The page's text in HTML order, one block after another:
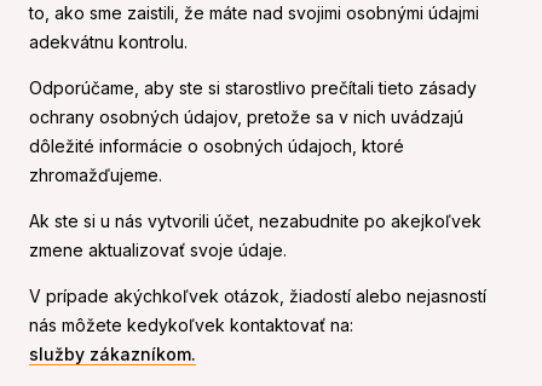
to, ako sme zaistili, že máte nad svojimi osobnými údajmi
adekvátnu kontrolu.
Odporúčame, aby ste si starostlivo prečítali tieto zásady
ochrany osobných údajov, pretože sa v nich uvádzajú
dôležité informácie o osobných údajoch, ktoré
zhromažďujeme.
Ak ste si u nás vytvorili účet, nezabudnite po akejkoľvek
zmene aktualizovať svoje údaje.
V prípade akýchkoľvek otázok, žiadostí alebo nejasností
nás môžete kedykoľvek kontaktovať na:
služby zákazníkom.